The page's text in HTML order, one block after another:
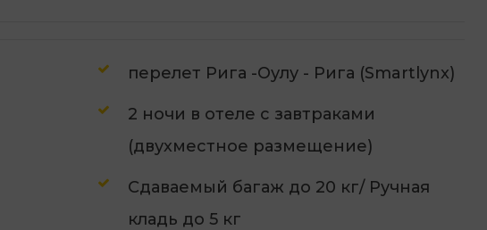
перелет Рига -Оулу - Рига (Smartlynx)
2 ночи в отеле с завтраками
(двухместное размещение)
Сдаваемый багаж до 20 кг/ Ручная
кладь до 5 кг